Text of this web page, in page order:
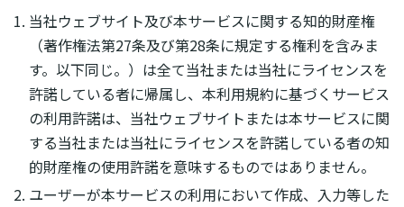
当社ウェブサイト及び本サービスに関する知的財産権
（著作権法第27条及び第28条に規定する権利を含みま
す。以下同じ。）は全て当社または当社にライセンスを
許諾している者に帰属し、本利用規約に基づくサービス
の利用許諾は、当社ウェブサイトまたは本サービスに関
する当社または当社にライセンスを許諾している者の知
的財産権の使用許諾を意味するものではありません。
ユーザーが本サービスの利用において作成、入力等した